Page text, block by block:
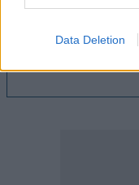
Data Deletion
Η νέα εποχή στην